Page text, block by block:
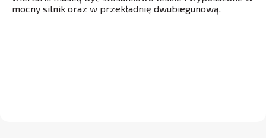
mocny silnik oraz w przekładnię dwubiegunową.